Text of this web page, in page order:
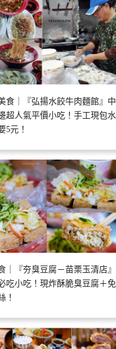
食｜『弘揚水餃牛肉麵館』中
超人氣平價小吃！手工現包水
5元！
｜『夯臭豆腐－苗栗玉清店』
吃小吃！現炸酥脆臭豆腐＋免
！